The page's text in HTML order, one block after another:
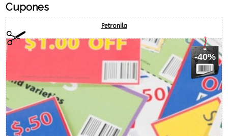
Cupones
Petronila
-40%